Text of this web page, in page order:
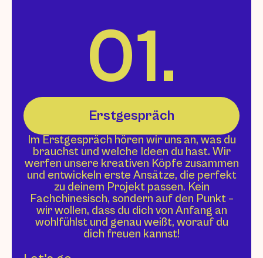
01.
Erstgespräch
Im Erstgespräch hören wir uns an, was du
brauchst und welche Ideen du hast. Wir
werfen unsere kreativen Köpfe zusammen
und entwickeln erste Ansätze, die perfekt
zu deinem Projekt passen. Kein
Fachchinesisch, sondern auf den Punkt –
wir wollen, dass du dich von Anfang an
wohlfühlst und genau weißt, worauf du
dich freuen kannst!